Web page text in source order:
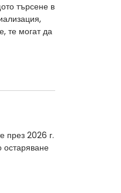
търсене в
те могат да
през 2026 г.